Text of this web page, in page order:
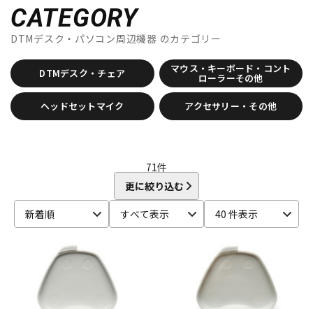
DTM オンライン納品
BITWIG
Blackstar BOSS
CINESAMPLES
CME PRO
CRYPTON
D-I
DAHUA DECKSAVER DiGiGrid
DOTEC AUDIO
EAST WEST
ENHANCIA ESI Eventide
Expressive E
FabFilter
FLUX:: Focusrite
Future Audio Workshop
Ikebe Original
Inspired Acoustics
KAWAI KAWAII FUTURESAMPLES KENTON
Kikutani
KORG Lexicon
M-AUDIO
MONSTER CABLE
MUTEC
Native Instruments
Nektar Technology
NEUMANN NOVATION Nugen Audio
CATEGORY
DTMデスク・パソコン周辺機器 のカテゴリー
DTMデスク・チェア マウス・キーボード・コント
ローラーその他
ヘッドセットマイク アクセサリー・その他
71件
更に絞り込む
新着順
すべて表示 40 件表示